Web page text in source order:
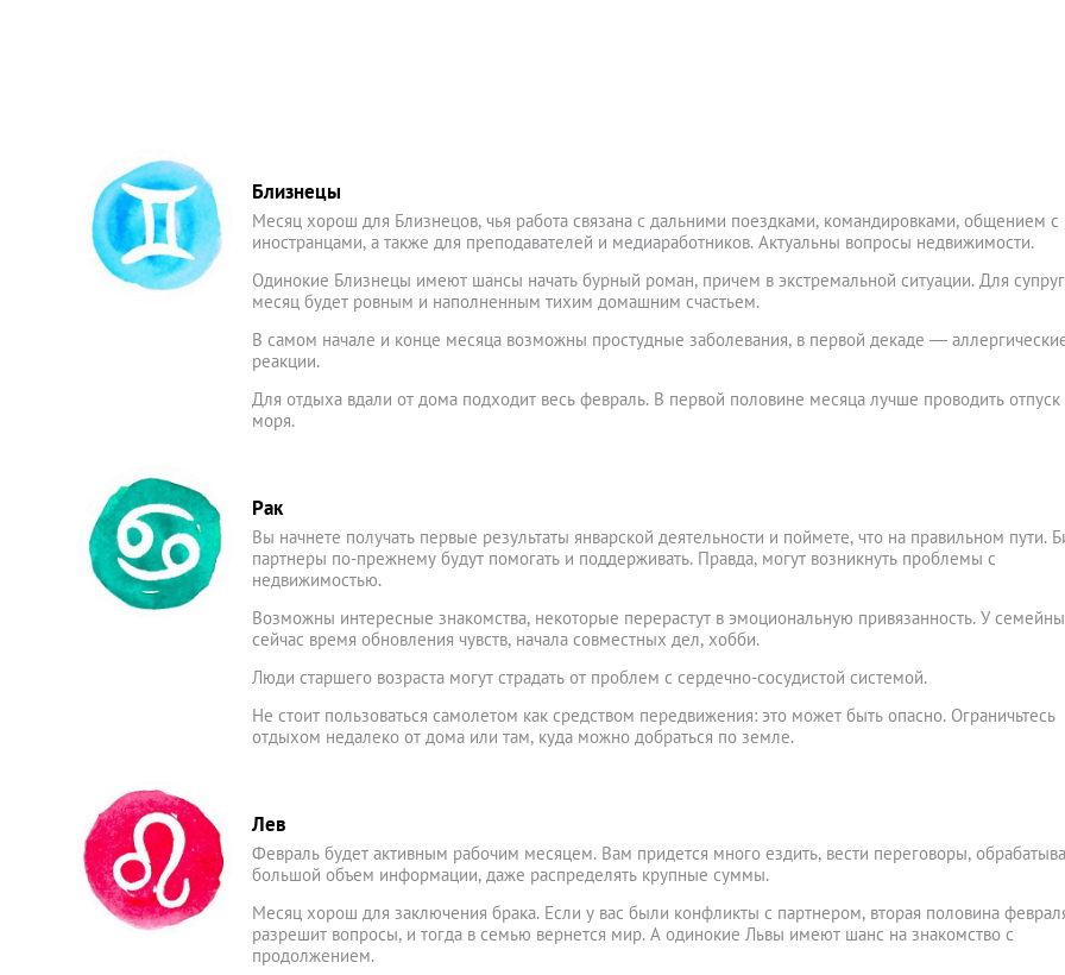
Близнецы
Месяц хорош для Близнецов, чья работа связана с дальними поездками, командировками, общением с
иностранцами, а также для преподавателей и медиаработников. Актуальны вопросы недвижимости.
Одинокие Близнецы имеют шансы начать бурный роман, причем в экстремальной ситуации. Для
месяц будет ровным и наполненным тихим домашним счастьем.
В самом начале и конце месяца возможны простудные заболевания, в первой декаде —
реакции.
Для отдыха вдали от дома подходит весь февраль. В первой половине месяца лучше проводить отпуск
моря.
Рак
Вы начнете получать первые результаты январской деятельности и поймете, что на правильном пути.
партнеры по-прежнему будут помогать и поддерживать. Правда, могут возникнуть проблемы с
недвижимостью.
Возможны интересные знакомства, некоторые перерастут в эмоциональную привязанность. У
сейчас время обновления чувств, начала совместных дел, хобби.
Люди старшего возраста могут страдать от проблем с сердечно-сосудистой системой.
Не стоит пользоваться самолетом как средством передвижения: это может быть опасно. Ограничьтесь
отдыхом недалеко от дома или там, куда можно добраться по земле.
Лев
Февраль будет активным рабочим месяцем. Вам придется много ездить, вести переговоры,
большой объем информации, даже распределять крупные суммы.
Месяц хорош для заключения брака. Если у вас были конфликты с партнером, вторая половина
разрешит вопросы, и тогда в семью вернется мир. А одинокие Львы имеют шанс на знакомство с
продолжением.